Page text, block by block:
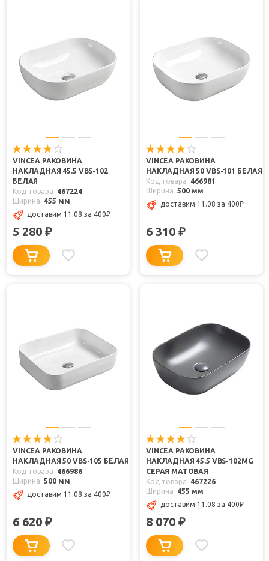
VINCEA РАКОВИНА
НАКЛАДНАЯ 45.5 VBS-102
БЕЛАЯ
Код товара
467224
Ширина
455 мм
доставим 11.08 за 400₽
5 280 ₽
VINCEA РАКОВИНА
НАКЛАДНАЯ 50 VBS-101 БЕЛАЯ
Код товара
466981
Ширина 500 мм
доставим 11.08 за 400₽
6 310 ₽
VINCEA РАКОВИНА
НАКЛАДНАЯ 50 VBS-105 БЕЛАЯ
Код товара
466986
Ширина 500 мм
доставим 11.08 за 400₽
6 620 ₽
VINCEA РАКОВИНА
НАКЛАДНАЯ 45.5 VBS-102MG
СЕРАЯ МАТОВАЯ
Код товара
467226
Ширина
455 мм
доставим 11.08 за 400₽
8 070 ₽